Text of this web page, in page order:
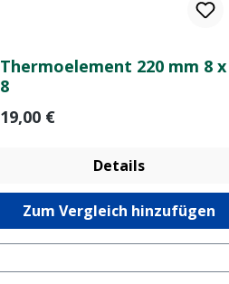
Thermoelement 220 mm 8 x
8
Regulärer Preis:
19,00 €
Details
Zum Vergleich hinzufügen